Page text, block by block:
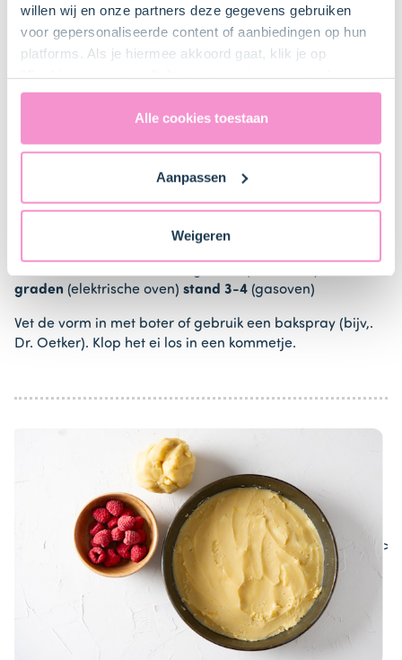
willen wij en onze partners deze gegevens gebruiken
voor gepersonaliseerde content of aanbiedingen op hun
platforms. Als je hiermee akkoord gaat, klik je op
uitdrukkelijk een eventuele gegevensoverdracht naar de
Verenigde Staten in de zin van artikel 49 AVG. Raadpleeg
ons
naar technology providers en partners in de Verenigde
Staten. Je kunt op elk moment van gedachten
Alle cookies toestaan
Aanpassen
Weigeren
of
1. Bereiding
graden (elektrische oven) stand 3-4 (gasoven)
Vet de vorm in met boter of gebruik een bakspray (bijv,.
Dr. Oetker). Klop het ei los in een kommetje.
>